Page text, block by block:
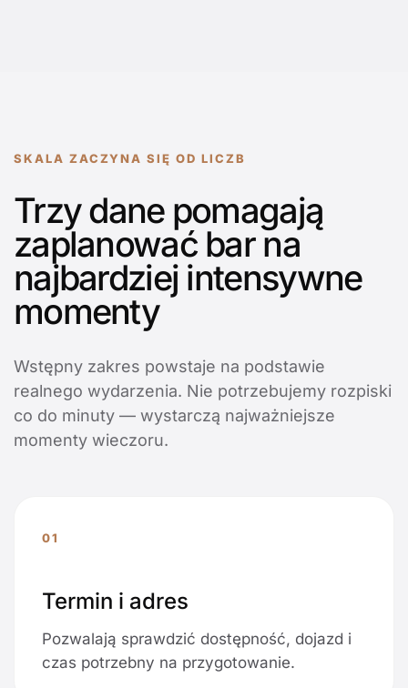
SKALA ZACZYNA SIĘ OD LICZB
Trzy dane pomagają
zaplanować bar na
najbardziej intensywne
momenty
Wstępny zakres powstaje na podstawie
realnego wydarzenia. Nie potrzebujemy rozpiski
co do minuty — wystarczą najważniejsze
momenty wieczoru.
01
Termin i adres
Pozwalają sprawdzić dostępność, dojazd i
czas potrzebny na przygotowanie.